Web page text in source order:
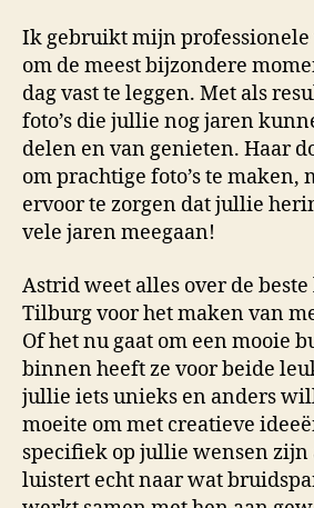
Ik gebruikt mijn
om de meest bijzondere
dag vast te leggen. Met als
foto’s die jullie nog jaren
delen en van genieten. Haar
om prachtige foto’s te maken,
ervoor te zorgen dat jullie
vele jaren meegaan!
Astrid weet alles over de
Tilburg voor het maken van
Of het nu gaat om een mooie
binnen heeft ze voor beide
jullie iets unieks en anders
moeite om met creatieve
specifiek op jullie wensen zijn
luistert echt naar wat